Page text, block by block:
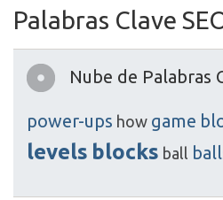
Palabras Clave
Nube de Palabras
power-ups how game
levels blocks ball